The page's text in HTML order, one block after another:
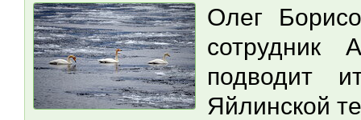
Олег
сотрудник
подводит
Яйлинской